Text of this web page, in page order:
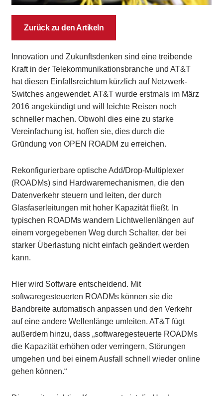
Zurück zu den Artikeln
Innovation und Zukunftsdenken sind eine treibende
Kraft in der Telekommunikationsbranche und AT&T
hat diesen Einfallsreichtum kürzlich auf Netzwerk-
Switches angewendet. AT&T wurde erstmals im März
2016 angekündigt und will leichte Reisen noch
schneller machen. Obwohl dies eine zu starke
Vereinfachung ist, hoffen sie, dies durch die
Gründung von OPEN ROADM zu erreichen.
Rekonfigurierbare optische Add/Drop-Multiplexer
(ROADMs) sind Hardwaremechanismen, die den
Datenverkehr steuern und leiten, der durch
Glasfaserleitungen mit hoher Kapazität fließt. In
typischen ROADMs wandern Lichtwellenlängen auf
einem vorgegebenen Weg durch Schalter, der bei
starker Überlastung nicht einfach geändert werden
kann.
Hier wird Software entscheidend. Mit
softwaregesteuerten ROADMs können sie die
Bandbreite automatisch anpassen und den Verkehr
auf eine andere Wellenlänge umleiten. AT&T fügt
außerdem hinzu, dass „softwaregesteuerte ROADMs
die Kapazität erhöhen oder verringern, Störungen
umgehen und bei einem Ausfall schnell wieder online
gehen können.“